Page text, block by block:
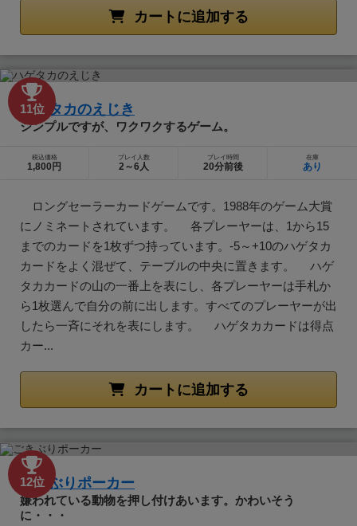
カートに追加する
11位
ハゲタカのえじき
シンプルですが、ワクワクするゲーム。
税込価格
1,800円
プレイ人数
2～6人
プレイ時間
20分前後
在庫
あり
ロングセーラーカードゲームです。1988年のゲーム大賞
にノミネートされています。 各プレーヤーは、1から15
までのカードを1枚ずつ持っています。-5～+10のハゲタカ
カードをよく混ぜて、テーブルの中央に置きます。 ハゲ
タカカードの山の一番上を表にし、各プレーヤーは手札か
ら1枚選んで自分の前に出します。すべてのプレーヤーが出
したら一斉にそれを表にします。 ハゲタカカードは得点
カー...
カートに追加する
12位
ごきぶりポーカー
嫌われている動物を押し付けあいます。かわいそう
に・・・